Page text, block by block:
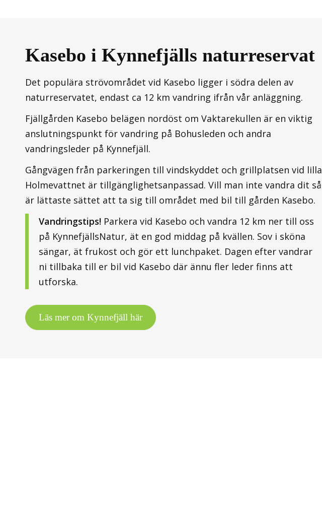
Kasebo i Kynnefjälls naturreservat
Det populära strövområdet vid Kasebo ligger i södra delen av
naturreservatet, endast ca 12 km vandring ifrån vår anläggning.
Fjällgården Kasebo belägen nordöst om Vaktarekullen är en viktig
anslutningspunkt för vandring på Bohusleden och andra
vandringsleder på Kynnefjäll.
Gångvägen från parkeringen till vindskyddet och grillplatsen vid lilla
Holmevattnet är tillgänglighetsanpassad. Vill man inte vandra dit så
är lättaste sättet att ta sig till området med bil till gården Kasebo.
Vandringstips! Parkera vid Kasebo och vandra 12 km ner till oss
på KynnefjällsNatur, ät en god middag på kvällen. Sov i sköna
sängar, ät frukost och gör ett lunchpaket. Dagen efter vandrar
ni tillbaka till er bil vid Kasebo där ännu fler leder finns att
utforska.
Läs mer om Kynnefjäll här